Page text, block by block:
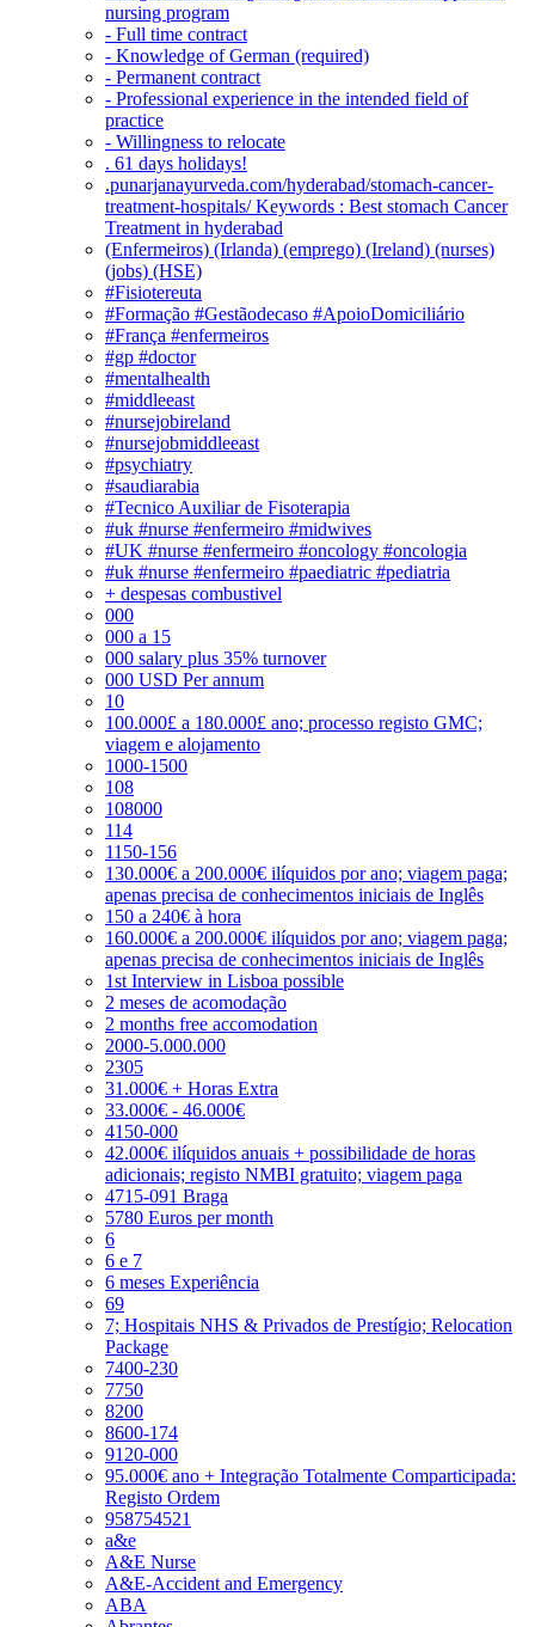
nursing program
- Full time contract
- Knowledge of German (required)
- Permanent contract
- Professional experience in the intended field of
practice
- Willingness to relocate
. 61 days holidays!
.punarjanayurveda.com/hyderabad/stomach-cancer-
treatment-hospitals/ Keywords : Best stomach Cancer
Treatment in hyderabad
(Enfermeiros) (Irlanda) (emprego) (Ireland) (nurses)
(jobs) (HSE)
#Fisiotereuta
#Formação #Gestãodecaso #ApoioDomiciliário
#França #enfermeiros
#gp #doctor
#mentalhealth
#middleeast
#nursejobireland
#nursejobmiddleeast
#psychiatry
#saudiarabia
#Tecnico Auxiliar de Fisoterapia
#uk #nurse #enfermeiro #midwives
#UK #nurse #enfermeiro #oncology #oncologia
#uk #nurse #enfermeiro #paediatric #pediatria
+ despesas combustivel
000
000 a 15
000 salary plus 35% turnover
000 USD Per annum
10
100.000£ a 180.000£ ano; processo registo GMC;
viagem e alojamento
1000-1500
108
108000
114
1150-156
130.000€ a 200.000€ ilíquidos por ano; viagem paga;
apenas precisa de conhecimentos iniciais de Inglês
150 a 240€ à hora
160.000€ a 200.000€ ilíquidos por ano; viagem paga;
apenas precisa de conhecimentos iniciais de Inglês
1st Interview in Lisboa possible
2 meses de acomodação
2 months free accomodation
2000-5.000.000
2305
31.000€ + Horas Extra
33.000€ - 46.000€
4150-000
42.000€ ilíquidos anuais + possibilidade de horas
adicionais; registo NMBI gratuito; viagem paga
4715-091 Braga
5780 Euros per month
6
6 e 7
6 meses Experiência
69
7; Hospitais NHS & Privados de Prestígio; Relocation
Package
7400-230
7750
8200
8600-174
9120-000
95.000€ ano + Integração Totalmente Comparticipada:
Registo Ordem
958754521
a&e
A&E Nurse
A&E-Accident and Emergency
ABA